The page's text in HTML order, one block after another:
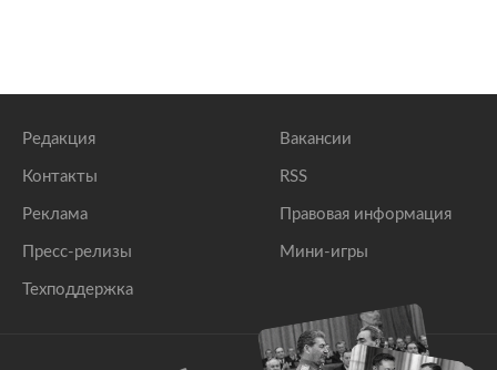
Редакция
Контакты
Реклама
Пресс-релизы
Техподдержка
Вакансии
RSS
Правовая информация
Мини-игры